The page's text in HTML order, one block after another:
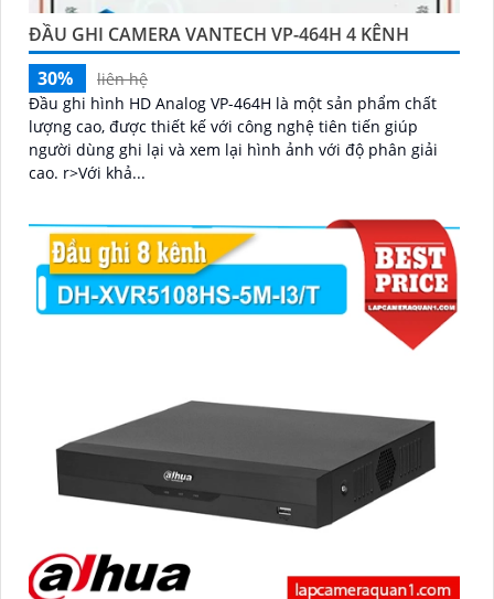
ĐẦU GHI CAMERA VANTECH VP-464H 4 KÊNH
30%
liên hệ
Đầu ghi hình HD Analog VP-464H là một sản phẩm chất
lượng cao, được thiết kế với công nghệ tiên tiến giúp
người dùng ghi lại và xem lại hình ảnh với độ phân giải
cao. r>Với khả...